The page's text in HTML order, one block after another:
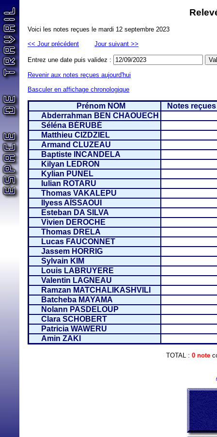
Voici les notes reçues le mardi 12 septembre 2023
<< Jour précédent
Jour suivant >>
Entrez une date puis validez :
Revenir aux notes reçues aujourd'hui
Basculer en affichage chronologique
Prénom NOM
Notes
Abderrahman BEN CHAOUECH
Séléna BÉRUBÉ
Matthieu CIZDZIEL
Armand CLUZEAU
Baptiste INCANDELA
Kilyan LEDRON
Kylian PUNEL
Iulian ROTARU
Thomas VAKALEPU
Ilyess AÏSSAOUI
Esteban DA SILVA
Vivien DEROCHE
Thomas DRELA
Lucas FAUCONNET
Jassem HORRIG
Sylvain KIM
Louis LABRUYERE
Valentin LAGNEAU
Ramzan MATCHALIKASHVILI
Batcheba MAYAMA
Nolann PASDELOUP
Clara SCHOBERT
Patricia WAWERU
Amin ZAKI
TOTAL : 0 note